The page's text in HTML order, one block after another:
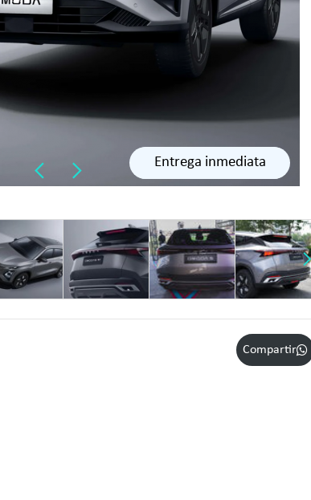
Entrega inmediata
Compartir